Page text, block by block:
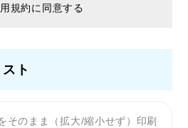
規約に同意する
ト
そのまま（拡大/縮小せず）印刷